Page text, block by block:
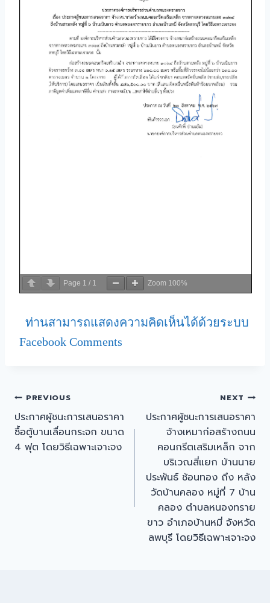
Page 1 / 1 Zoom 100%
ท่านสามารถแสดงความคิดเห็นได้ด้วยระบบ
Facebook Comments
PREVIOUS
ประกาศผู้ชนะการเสนอราคา
ซื้อตู้บานเลื่อนกระจก ขนาด
4 ฟุต โดยวิธีเฉพาะเจาะจง
NEXT
ประกาศผู้ชนะการเสนอราคา
จ้างเหมาก่อสร้างถนน
คอนกรีตเสริมเหล็ก จาก
บริเวณสี่แยก บ้านนาย
ประพันธ์ ช้อนทอง ถึง หลัง
วัดบ้านคลอง หมู่ที่ 7 บ้าน
คลอง ตำบลหนองทราย
ขาว อำเภอบ้านหมี่ จังหวัด
ลพบุรี โดยวิธีเฉพาะเจาะจง